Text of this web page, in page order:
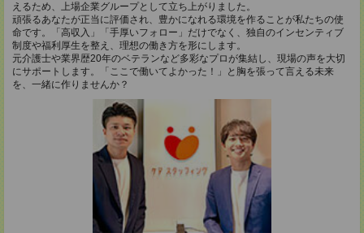
えるため、上場企業グループとして立ち上がりました。
頑張るあなたが正当に評価され、豊かになれる環境を作ることが私たちの使
命です。「高収入」「手厚いフォロー」だけでなく、独自のインセンティブ
制度や福利厚生を整え、理想の働き方を形にします。
元介護士や業界歴20年のベテランなど多彩なプロが集結し、現場の声を大切
にサポートします。「ここで働いてよかった！」と胸を張って言える未来
を、一緒に作りませんか？